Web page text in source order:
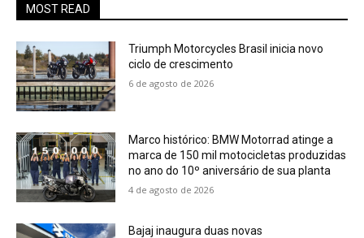
MOST READ
Triumph Motorcycles Brasil inicia novo
ciclo de crescimento
6 de agosto de 2026
Marco histórico: BMW Motorrad atinge a
marca de 150 mil motocicletas produzidas
no ano do 10º aniversário de sua planta
4 de agosto de 2026
Bajaj inaugura duas novas